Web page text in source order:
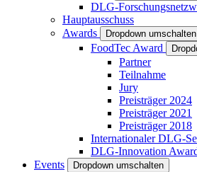
DLG-
Hauptausschuss
Awards
Dropdown umschalten
FoodTec Award
Partner
Teilnahme
Jury
Preisträger 2024
Preisträger 2021
Preisträger 2018
Internationaler DLG-
DLG-Innovation
Events
Dropdown umschalten